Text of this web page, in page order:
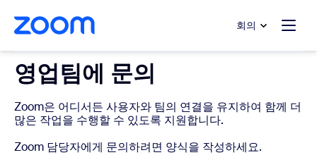
으로 건너뛰기
팅으로 건너뛰기 회의
영업팀에 문의
Zoom은 어디서든 사용자와 팀의 연결을 유지하여 함께 더
많은 작업을 수행할 수 있도록 지원합니다.
Zoom 담당자에게 문의하려면 양식을 작성하세요.